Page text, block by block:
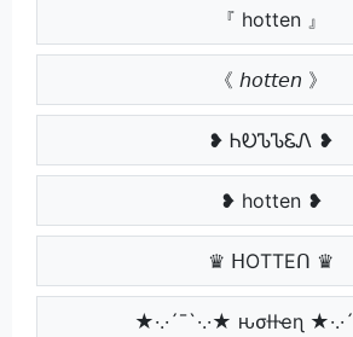
『 hotten 』
《 𝘩𝘰𝘵𝘵𝘦𝘯 》
❥ ᏂᎧᏖᏖᏋᏁ ❥
❥ hotten ❥
♛ ᕼOTTEᑎ ♛
★·.·´¯`·.·★ ԋσƚƚҽɳ